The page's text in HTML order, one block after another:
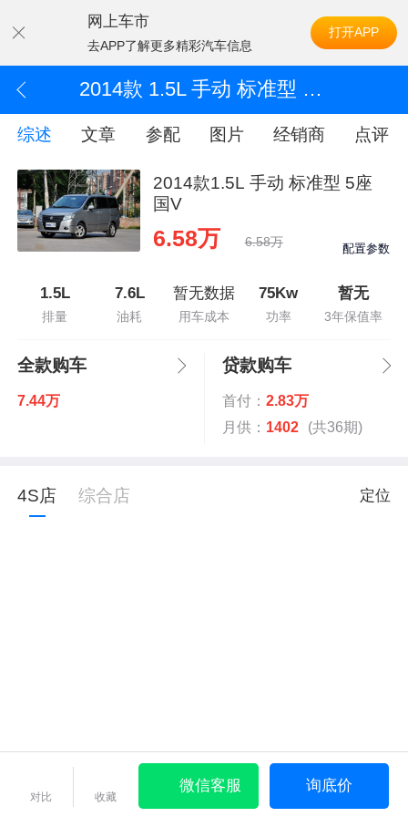
网上车市
去APP了解更多精彩汽车信息
打开APP
2014款 1.5L 手动 标准型 5座 国V
综述 文章 参配 图片 经销商 点评
2014款1.5L 手动 标准型 5座
国V
6.58万 6.58万 配置参数
1.5L
排量
7.6L
油耗
暂无数据
用车成本
75Kw
功率
暂无
3年保值率
全款购车
7.44万
贷款购车
首付： 2.83万
月供： 1402 (共36期)
4S店 综合店 定位
对比 收藏
微信客服 询底价